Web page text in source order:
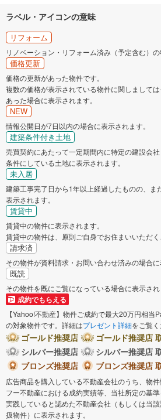
ラベル・アイコンの意味
リフォーム
リノベーション・リフォーム済み（予定含む）の
価格更新
価格の更新があった物件です。
複数の価格が表示されている物件に関しまして
あった場合に表示されます。
NEW
情報公開日が7日以内の場合に表示されます。
建築条件付き土地
売買契約にあたって一定期間内に特定の建設会
条件にしている土地に表示されます。
未入居
建築工事完了日から1年以上経過したものの、ま
表示されます。
賃貸中
賃貸中の物件に表示されます。
賃貸中の物件は、原則ご自身でお住まいいただく
請求済
その物件が資料請求・お問い合わせ済みの場合に
既読
その物件を既にご覧になっている場合に表示され
成約でもらえる
【Yahoo!不動産】物件ご成約で最大20万円相当
の対象物件です。詳細はプレゼント詳細をご覧く
ゴールド推奨店
ゴールド推奨店
シルバー推奨店
シルバー推奨店
ブロンズ推奨店
ブロンズ推奨店
広告商品を購入している不動産会社のうち、物
フー不動産における成約実績等、当社所定の基
実践していると認めた不動産会社（もしくは当
扱物件）に表示されます。